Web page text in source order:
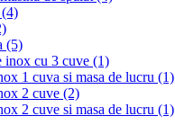
(5)
inox cu 3 cuve (1)
1 cuva si masa de lucru (1)
2 cuve (2)
2 cuve si masa de lucru (1)